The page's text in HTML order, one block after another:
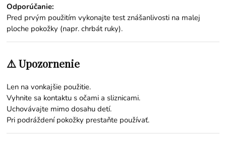
Odporúčanie:
Pred prvým použitím vykonajte test znášanlivosti na malej
ploche pokožky (napr. chrbát ruky).
⚠️ Upozornenie
Len na vonkajšie použitie.
Vyhnite sa kontaktu s očami a sliznicami.
Uchovávajte mimo dosahu detí.
Pri podráždení pokožky prestaňte používať.